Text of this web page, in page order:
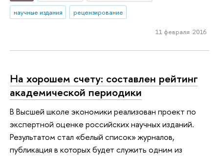
научные издания
рецензирование
11 февраля 2016
На хорошем счету: составлен рейтинг
академической периодики
В Высшей школе экономики реализован проект по
экспертной оценке российских научных изданий.
Результатом стал «белый список» журналов,
публикация в которых будет служить одним из